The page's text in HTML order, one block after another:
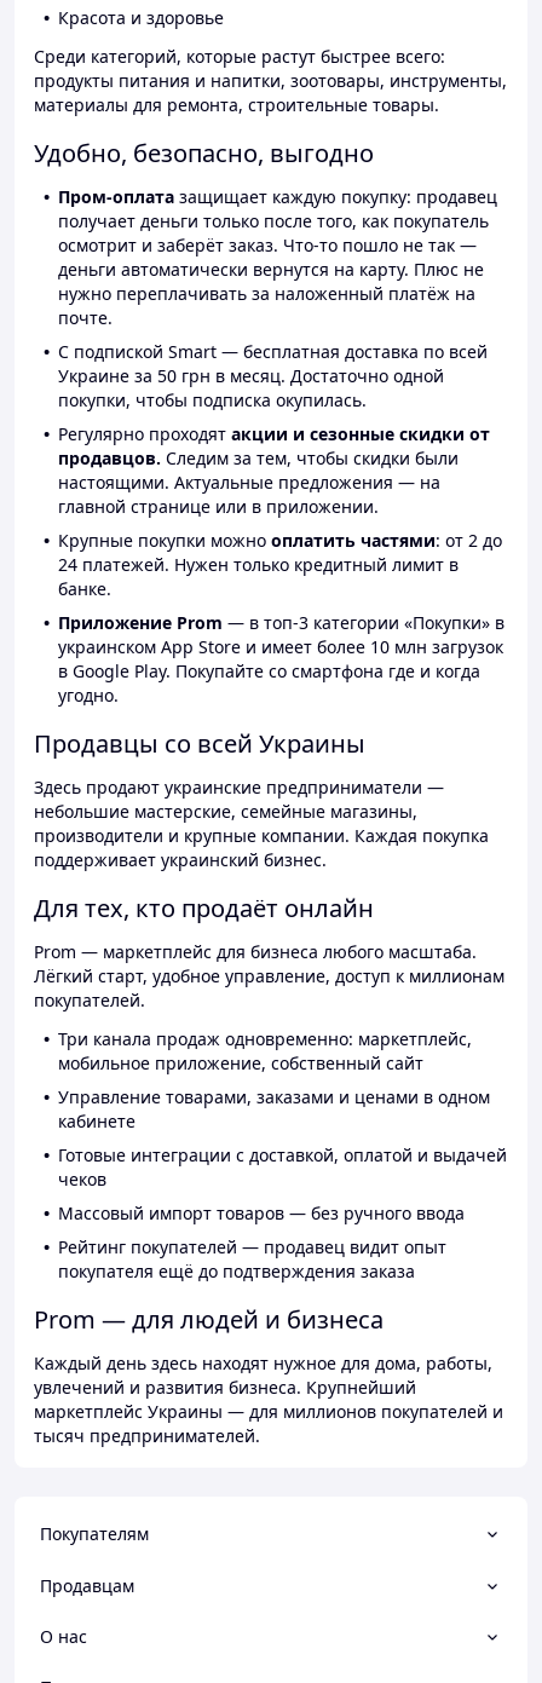
Красота и здоровье
Среди категорий, которые растут быстрее всего:
продукты питания и напитки, зоотовары, инструменты,
материалы для ремонта, строительные товары.
Удобно, безопасно, выгодно
Пром-оплата защищает каждую покупку: продавец
получает деньги только после того, как покупатель
осмотрит и заберёт заказ. Что-то пошло не так —
деньги автоматически вернутся на карту. Плюс не
нужно переплачивать за наложенный платёж на
почте.
С подпиской Smart — бесплатная доставка по всей
Украине за 50 грн в месяц. Достаточно одной
покупки, чтобы подписка окупилась.
Регулярно проходят акции и сезонные скидки от
продавцов. Следим за тем, чтобы скидки были
настоящими. Актуальные предложения — на
главной странице или в приложении.
Крупные покупки можно оплатить частями: от 2 до
24 платежей. Нужен только кредитный лимит в
банке.
Приложение Prom — в топ-3 категории «Покупки» в
украинском App Store и имеет более 10 млн загрузок
в Google Play. Покупайте со смартфона где и когда
угодно.
Продавцы со всей Украины
Здесь продают украинские предприниматели —
небольшие мастерские, семейные магазины,
производители и крупные компании. Каждая покупка
поддерживает украинский бизнес.
Для тех, кто продаёт онлайн
Prom — маркетплейс для бизнеса любого масштаба.
Лёгкий старт, удобное управление, доступ к миллионам
покупателей.
Три канала продаж одновременно: маркетплейс,
мобильное приложение, собственный сайт
Управление товарами, заказами и ценами в одном
кабинете
Готовые интеграции с доставкой, оплатой и выдачей
чеков
Массовый импорт товаров — без ручного ввода
Рейтинг покупателей — продавец видит опыт
покупателя ещё до подтверждения заказа
Prom — для людей и бизнеса
Каждый день здесь находят нужное для дома, работы,
увлечений и развития бизнеса. Крупнейший
маркетплейс Украины — для миллионов покупателей и
тысяч предпринимателей.
Покупателям
Продавцам
О нас